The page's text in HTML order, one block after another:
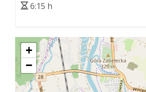
6:15 h
+
−